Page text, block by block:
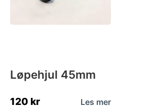
Løpehjul 45mm
120 kr Les mer